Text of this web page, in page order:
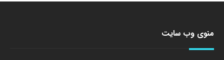
منوی وب سایت